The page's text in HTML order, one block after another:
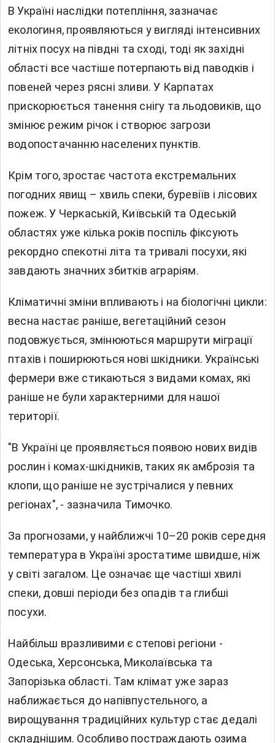
В Україні наслідки потепління, зазначає
екологиня, проявляються у вигляді інтенсивних
літніх посух на півдні та сході, тоді як західні
області все частіше потерпають від паводків і
повеней через рясні зливи. У Карпатах
прискорюється танення снігу та льодовиків, що
змінює режим річок і створює загрози
водопостачанню населених пунктів.
Крім того, зростає частота екстремальних
погодних явищ – хвиль спеки, буревіїв і лісових
пожеж. У Черкаській, Київській та Одеській
областях уже кілька років поспіль фіксують
рекордно спекотні літа та тривалі посухи, які
завдають значних збитків аграріям.
Кліматичні зміни впливають і на біологічні цикли:
весна настає раніше, вегетаційний сезон
подовжується, змінюються маршрути міграції
птахів і поширюються нові шкідники. Українські
фермери вже стикаються з видами комах, які
раніше не були характерними для нашої
території.
"В Україні це проявляється появою нових видів
рослин і комах-шкідників, таких як амброзія та
клопи, що раніше не зустрічалися у певних
регіонах", - зазначила Тимочко.
За прогнозами, у найближчі 10–20 років середня
температура в Україні зростатиме швидше, ніж
у світі загалом. Це означає ще частіші хвилі
спеки, довші періоди без опадів та глибші
посухи.
Найбільш вразливими є степові регіони -
Одеська, Херсонська, Миколаївська та
Запорізька області. Там клімат уже зараз
наближається до напівпустельного, а
вирощування традиційних культур стає дедалі
складнішим. Особливо постраждають озима